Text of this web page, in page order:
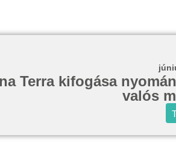
Terra kifogása
valós